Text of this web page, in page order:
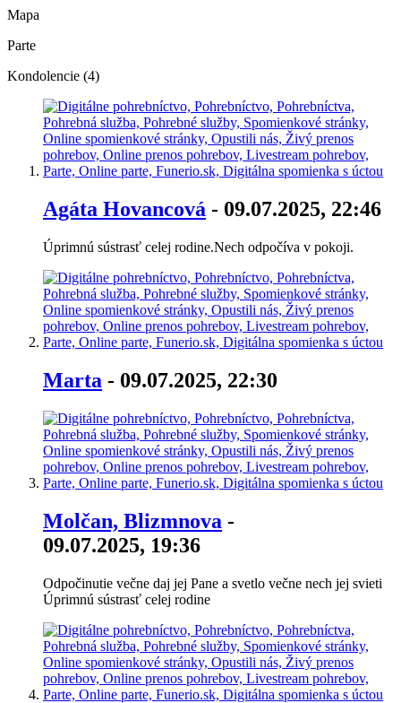
Mapa
Parte
Kondolencie (4)
Agáta Hovancová - 09.07.2025, 22:46
Úprimnú sústrasť celej rodine.Nech odpočíva v pokoji.
Marta - 09.07.2025, 22:30
Molčan, Blizmnova -
09.07.2025, 19:36
Odpočinutie večne daj jej Pane a svetlo večne nech jej svieti
Úprimnú sústrasť celej rodine